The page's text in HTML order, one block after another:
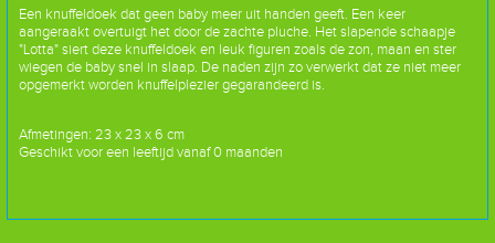
Een knuffeldoek dat geen baby meer uit handen geeft. Een keer
aangeraakt overtuigt het door de zachte pluche. Het slapende schaapje
"Lotta" siert deze knuffeldoek en leuk figuren zoals de zon, maan en ster
wiegen de baby snel in slaap. De naden zijn zo verwerkt dat ze niet meer
opgemerkt worden knuffelplezier gegarandeerd is.
Afmetingen: 23 x 23 x 6 cm
Geschikt voor een leeftijd vanaf 0 maanden